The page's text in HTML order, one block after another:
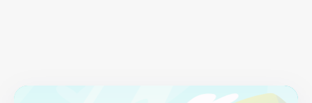
безопасности персональных данных, предпринимаемые